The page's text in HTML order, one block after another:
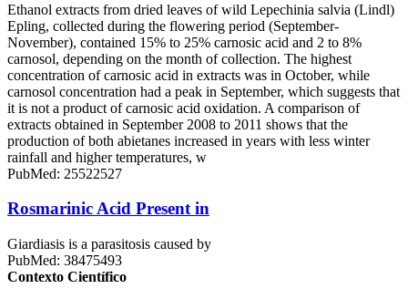
Ethanol extracts from dried leaves of wild Lepechinia salvia (Lindl)
Epling, collected during the flowering period (September-
November), contained 15% to 25% carnosic acid and 2 to 8%
carnosol, depending on the month of collection. The highest
concentration of carnosic acid in extracts was in October, while
carnosol concentration had a peak in September, which suggests that
it is not a product of carnosic acid oxidation. A comparison of
extracts obtained in September 2008 to 2011 shows that the
production of both abietanes increased in years with less winter
rainfall and higher temperatures, w
PubMed: 25522527
Rosmarinic Acid Present in
Giardiasis is a parasitosis caused by
PubMed: 38475493
Contexto Científico